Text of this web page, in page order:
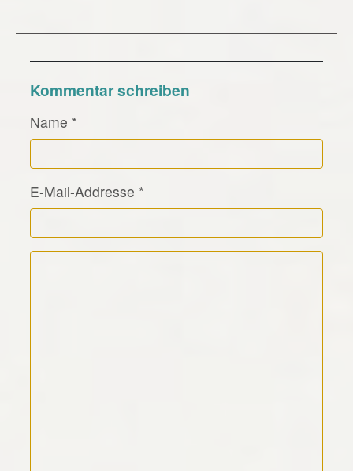
Kommentar schreiben
Name *
E-Mail-Addresse *
Kommentar Text